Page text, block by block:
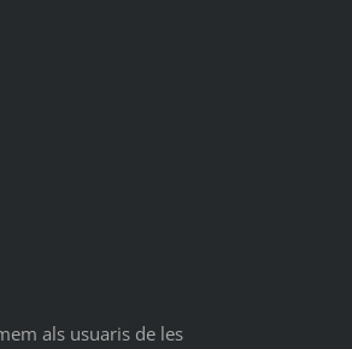
als usuaris de les